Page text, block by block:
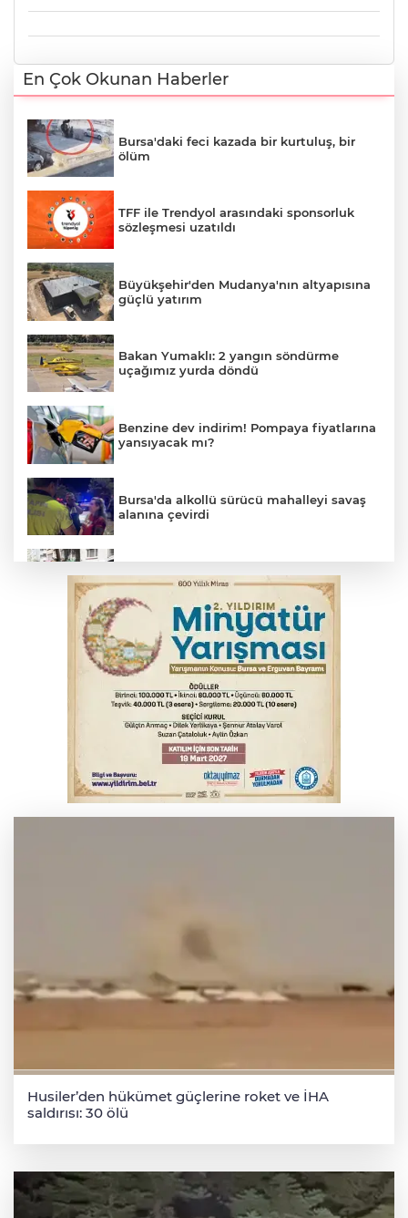
En Çok Okunan Haberler
Bursa'daki feci kazada bir kurtuluş, bir
ölüm
TFF ile Trendyol arasındaki sponsorluk
sözleşmesi uzatıldı
Büyükşehir'den Mudanya'nın altyapısına
güçlü yatırım
Bakan Yumaklı: 2 yangın söndürme
uçağımız yurda döndü
Benzine dev indirim! Pompaya fiyatlarına
yansıyacak mı?
Bursa'da alkollü sürücü mahalleyi savaş
alanına çevirdi
Osmangazi’de kaldırım işgaline geçit yok
Serbest piyasada altın fiyatları...
Serbest piyasada döviz fiyatları
Suriye'de 14 yıl sonra bir ilk
Husiler’den hükümet güçlerine roket ve İHA
saldırısı: 30 ölü